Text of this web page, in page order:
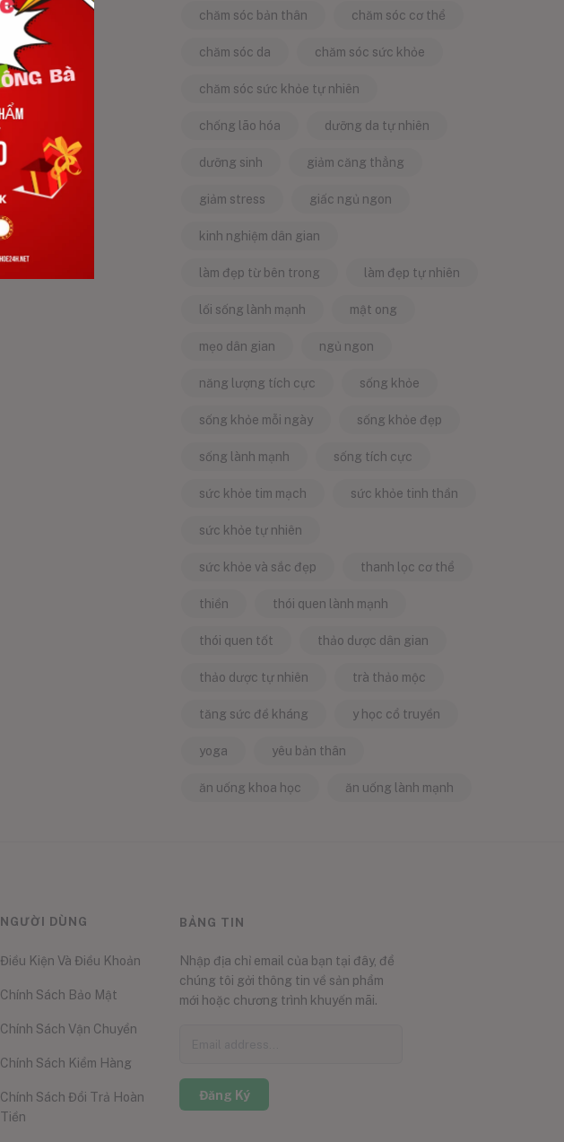
chăm sóc bản thân chăm sóc cơ thể
chăm sóc da chăm sóc sức khỏe
chăm sóc sức khỏe tự nhiên
chống lão hóa dưỡng da tự nhiên
dưỡng sinh giảm căng thẳng
giảm stress giấc ngủ ngon
kinh nghiệm dân gian
làm đẹp từ bên trong làm đẹp tự nhiên
lối sống lành mạnh mật ong
mẹo dân gian ngủ ngon
năng lượng tích cực sống khỏe
sống khỏe mỗi ngày sống khỏe đẹp
sống lành mạnh sống tích cực
sức khỏe tim mạch sức khỏe tinh thần
sức khỏe tự nhiên
sức khỏe và sắc đẹp thanh lọc cơ thể
thiền thói quen lành mạnh
thói quen tốt thảo dược dân gian
thảo dược tự nhiên trà thảo mộc
tăng sức đề kháng y học cổ truyền
yoga yêu bản thân
ăn uống khoa học ăn uống lành mạnh
NGƯỜI DÙNG
Điều Kiện Và Điều Khoản
Chính Sách Bảo Mật
Chính Sách Vận Chuyển
Chính Sách Kiểm Hàng
Chính Sách Đổi Trả Hoàn
Tiền
BẢNG TIN
Nhập địa chỉ email của bạn tại đây, để
chúng tôi gởi thông tin về sản phẩm
mới hoặc chương trình khuyến mãi.
Đăng Ký